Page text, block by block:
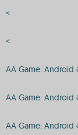
<
<
AA Game: Android
AA Game: Android
AA Game: Android